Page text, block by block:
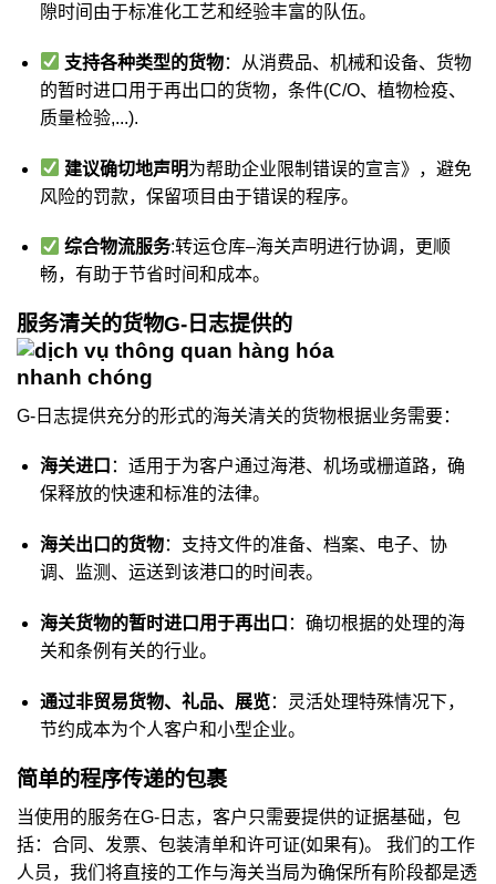
隙时间由于标准化工艺和经验丰富的队伍。
支持各种类型的货物：从消费品、机械和设备、货物
的暂时进口用于再出口的货物，条件(C/O、植物检疫、
质量检验,...).
建议确切地声明为帮助企业限制错误的宣言》，避免
风险的罚款，保留项目由于错误的程序。
综合物流服务:转运仓库–海关声明进行协调，更顺
畅，有助于节省时间和成本。
服务清关的货物G-日志提供的
G-日志提供充分的形式的海关清关的货物根据业务需要：
海关进口 ：适用于为客户通过海港、机场或栅道路，确
保释放的快速和标准的法律。
海关出口的货物：支持文件的准备、档案、电子、协
调、监测、运送到该港口的时间表。
海关货物的暂时进口用于再出口 ：确切根据的处理的海
关和条例有关的行业。
通过非贸易货物、礼品、展览：灵活处理特殊情况下，
节约成本为个人客户和小型企业。
简单的程序传递的包裹
当使用的服务在G-日志，客户只需要提供的证据基础，包
括：合同、发票、包装清单和许可证(如果有)。 我们的工作
人员，我们将直接的工作与海关当局为确保所有阶段都是透